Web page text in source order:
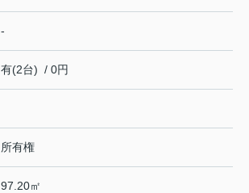
-
有(2台) / 0円
所有権
97.20㎡